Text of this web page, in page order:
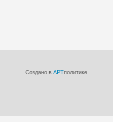
Cоздано в АРТполитике